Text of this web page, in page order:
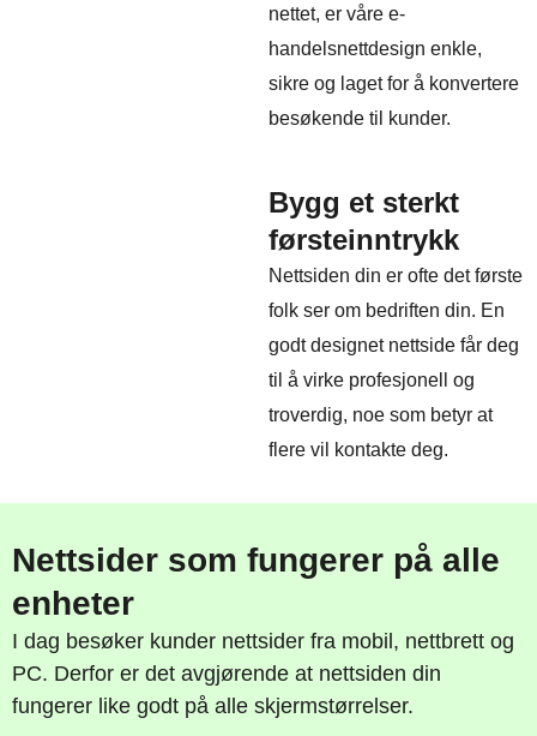
nettet, er våre e-
handelsnettdesign enkle,
sikre og laget for å konvertere
besøkende til kunder.
Bygg et sterkt
førsteinntrykk
Nettsiden din er ofte det første
folk ser om bedriften din. En
godt designet nettside får deg
til å virke profesjonell og
troverdig, noe som betyr at
flere vil kontakte deg.
Nettsider som fungerer på alle
enheter
I dag besøker kunder nettsider fra mobil, nettbrett og
PC. Derfor er det avgjørende at nettsiden din
fungerer like godt på alle skjermstørrelser.